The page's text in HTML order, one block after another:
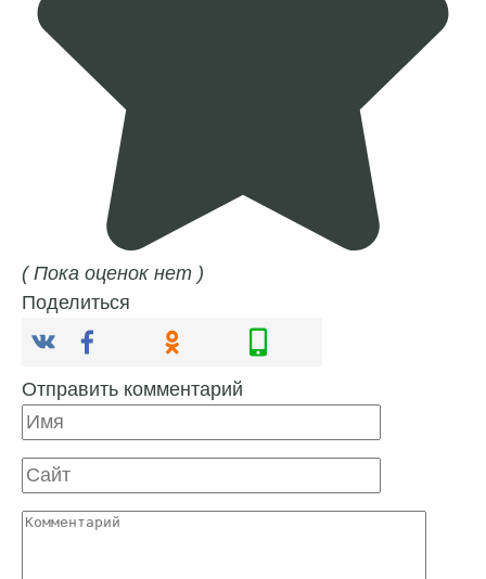
( Пока оценок нет )
Поделиться
Отправить комментарий
Имя
Сайт
Комментарий